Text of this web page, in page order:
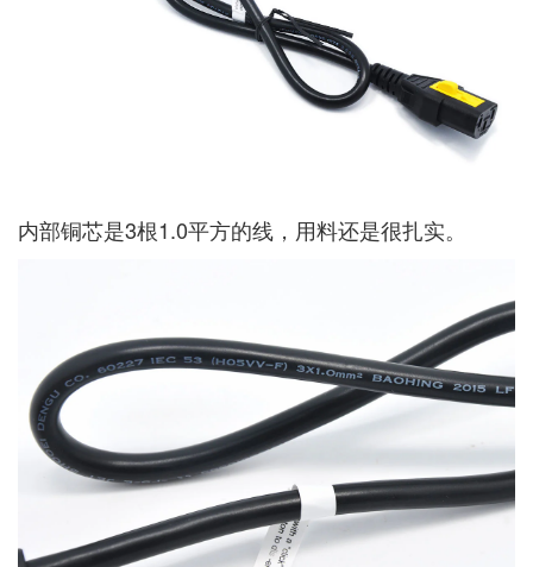
内部铜芯是3根1.0平方的线，用料还是很扎实。